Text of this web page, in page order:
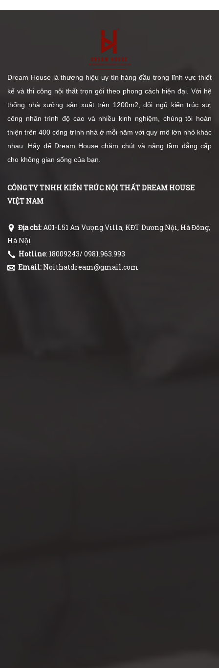
Dream House là thương hiệu uy tín hàng đầu trong lĩnh vực thiết
kế và thi công nội thất trọn gói theo phong cách hiện đại. Với hệ
thống nhà xưởng sản xuất trên 1200m2, đội ngũ kiến trúc sư,
công nhân trình độ cao và nhiều kinh nghiệm, chúng tôi hoàn
thiện trên 400 công trình nhà ở mỗi năm với quy mô lớn nhỏ khác
nhau. Hãy để Dream House chăm chút và nâng tầm đẳng cấp
cho không gian sống của bạn.
CÔNG TY TNHH KIẾN TRÚC NỘI THẤT DREAM HOUSE
VIỆT NAM
Địa chỉ:A01-L51 An Vượng Villa, KĐT Dương Nội, Hà Đông,
Hà Nội
Hotline: 18009243/ 0981.963.993
Email: Noithatdream@gmail.com